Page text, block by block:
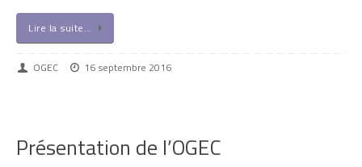
Lire la suite…
OGEC 16 septembre 2016
Présentation de l’OGEC